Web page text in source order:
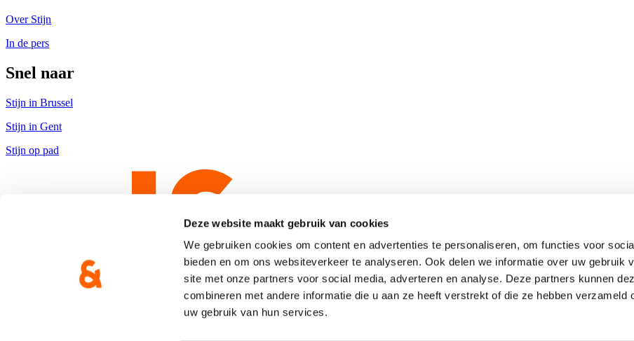
Deze website maakt gebruik van cookies
We gebruiken cookies om content en advertenties te personaliseren, om functies voor
bieden en om ons websiteverkeer te analyseren. Ook delen we informatie over uw gebruik
site met onze partners voor social media, adverteren en analyse. Deze partners kunnen
combineren met andere informatie die u aan ze heeft verstrekt of die ze hebben verzameld
uw gebruik van hun services.
Over Stijn
In de pers
Snel naar
Stijn in Brussel
Stijn in Gent
Stijn op pad